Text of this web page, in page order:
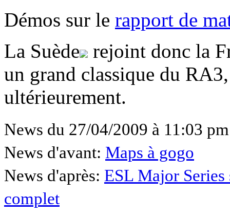
Démos sur le rapport de
La Suède
rejoint donc la
un grand classique du
ultérieurement.
News du 27/04/2009 à 11:03
News d'avant: Maps à gogo
News d'après: ESL Major
complet